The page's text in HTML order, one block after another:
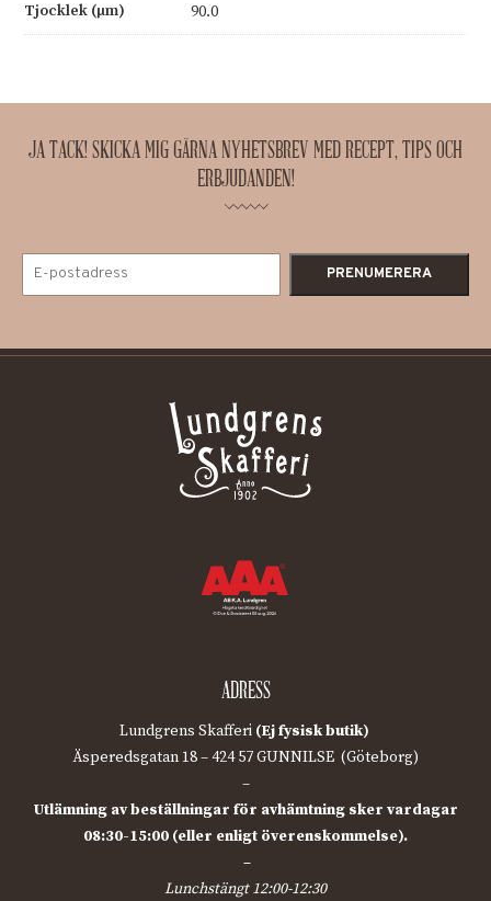
Tjocklek (µm) 90.0
JA TACK! SKICKA MIG GÄRNA NYHETSBREV MED RECEPT, TIPS OCH
ERBJUDANDEN!
ADRESS
Lundgrens Skafferi (Ej fysisk butik)
Äsperedsgatan 18 – 424 57 GUNNILSE (Göteborg)
–
Utlämning av beställningar för avhämtning sker vardagar
08:30-15:00 (eller enligt överenskommelse).
–
Lunchstängt 12:00-12:30